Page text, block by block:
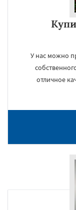
У нас можно
отличное